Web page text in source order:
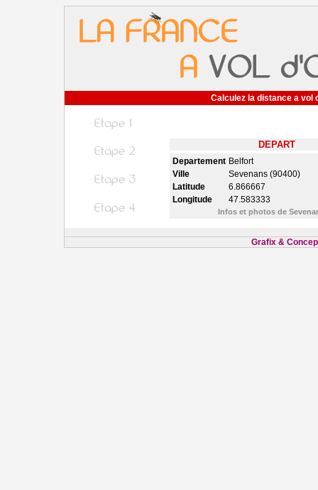
Calculez la distance a vol
DEPART
Departement Belfort
Ville
Sevenans (90400)
Latitude
6.866667
Longitude
47.583333
Infos et photos de
Grafix &